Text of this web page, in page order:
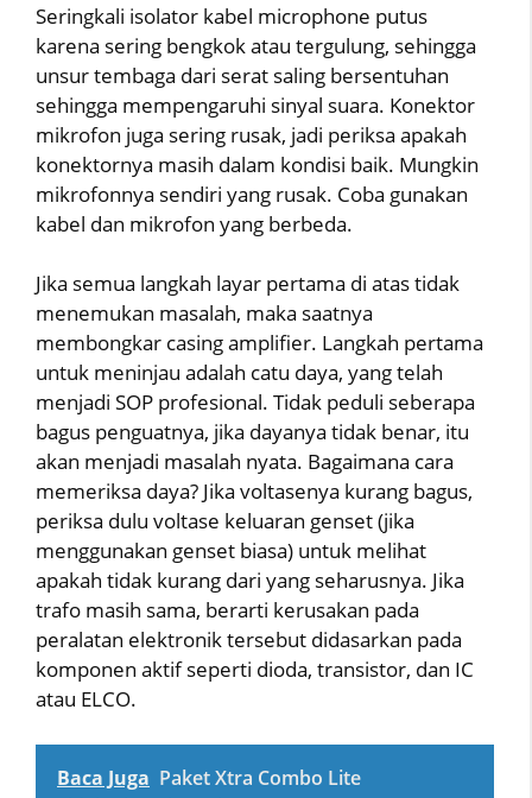
Seringkali isolator kabel microphone putus
karena sering bengkok atau tergulung, sehingga
unsur tembaga dari serat saling bersentuhan
sehingga mempengaruhi sinyal suara. Konektor
mikrofon juga sering rusak, jadi periksa apakah
konektornya masih dalam kondisi baik. Mungkin
mikrofonnya sendiri yang rusak. Coba gunakan
kabel dan mikrofon yang berbeda.
Jika semua langkah layar pertama di atas tidak
menemukan masalah, maka saatnya
membongkar casing amplifier. Langkah pertama
untuk meninjau adalah catu daya, yang telah
menjadi SOP profesional. Tidak peduli seberapa
bagus penguatnya, jika dayanya tidak benar, itu
akan menjadi masalah nyata. Bagaimana cara
memeriksa daya? Jika voltasenya kurang bagus,
periksa dulu voltase keluaran genset (jika
menggunakan genset biasa) untuk melihat
apakah tidak kurang dari yang seharusnya. Jika
trafo masih sama, berarti kerusakan pada
peralatan elektronik tersebut didasarkan pada
komponen aktif seperti dioda, transistor, dan IC
atau ELCO.
Baca Juga Paket Xtra Combo Lite